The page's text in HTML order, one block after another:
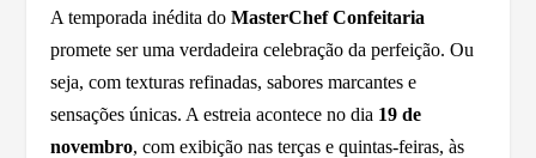
A temporada inédita doMasterChef Confeitaria
promete ser uma verdadeira celebração da perfeição. Ou
seja, com texturas refinadas, sabores marcantes e
sensações únicas. A estreia acontece no dia 19 de
novembro, com exibição nas terças e quintas-feiras, às